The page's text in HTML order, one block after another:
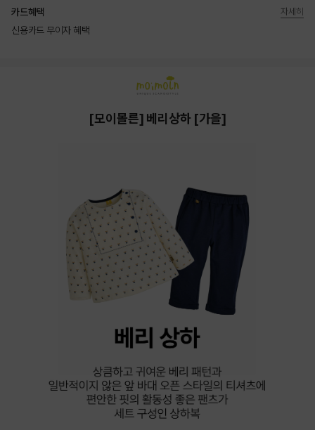
카드혜택
신용카드 무이자 혜택
자세히
[모이몰른] 베리상하 [가을]